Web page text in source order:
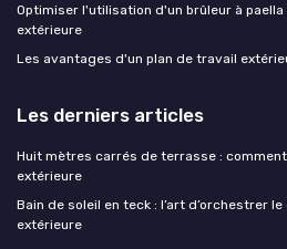
Optimiser l'utilisation d'un brûleur à
extérieure
Les avantages d'un plan de travail
Les derniers articles
Huit mètres carrés de terrasse :
extérieure
Bain de soleil en teck : l’art d’orchestrer
extérieure